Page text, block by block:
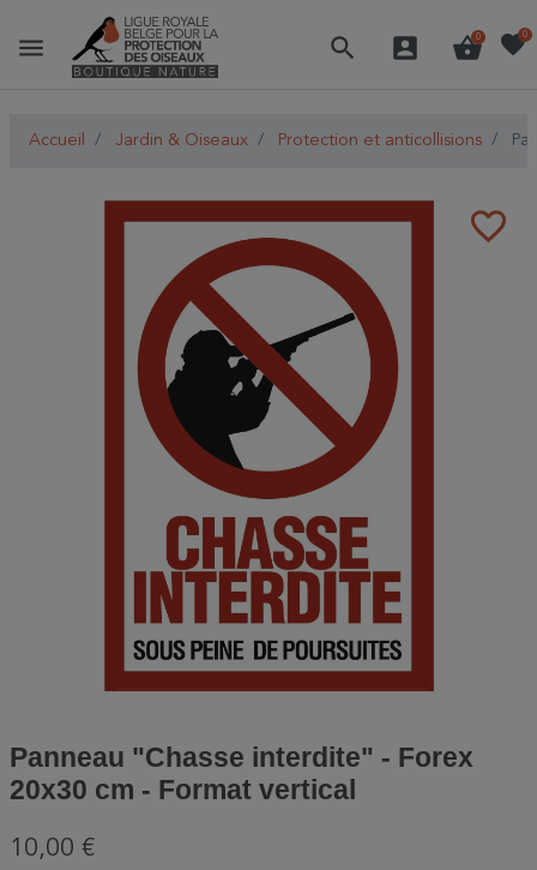
menu search account_box shopping_basket
0 favorite0
Accueil Jardin & Oiseaux Protection et anticollisions
favorite_border
Panneau "Chasse interdite" - Forex
20x30 cm - Format vertical
10,00 €